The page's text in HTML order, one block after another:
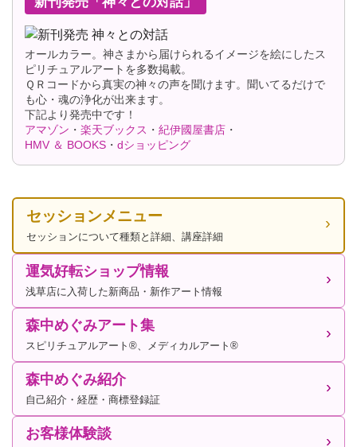
オールカラー。神さまから届けられるイメージを絵にしたス
ピリチュアルアートを多数掲載。
ＱＲコードから真実の神々の声を聞けます。聞いてるだけで
も心・魂の浄化が出来ます。
下記より発売中です！
アマゾン ・ 楽天ブックス ・ 紀伊國屋書店 ・
HMV ＆ BOOKS ・ dショッピング
セッションメニュー
セッションについて種類と詳細、講座詳細
運気好転ショップ情報
浅草店に入荷した新商品・新作アート情報
森中めぐみアート集
スピリチュアルアート®、メディカルアート®
森中めぐみ紹介
自己紹介・経歴・商標登録証
お客様体験談